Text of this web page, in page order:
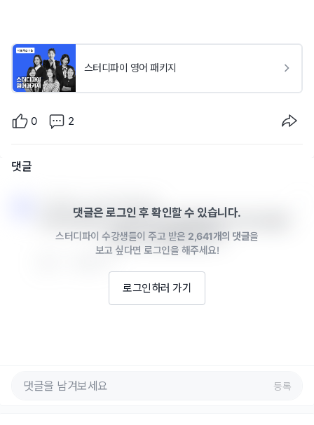
스터디파이 영어 패키지
0 2
댓글
의견 감사합니다. 내부적으로 음원파일을 추가로 만들수
있을지 논의해보겠습니다.
댓글은 로그인 후 확인할 수 있습니다.
스터디파이 수강생들이 주고 받은 2,641개의 댓글을
보고 싶다면 로그인을 해주세요!
로그인하러 가기
등록